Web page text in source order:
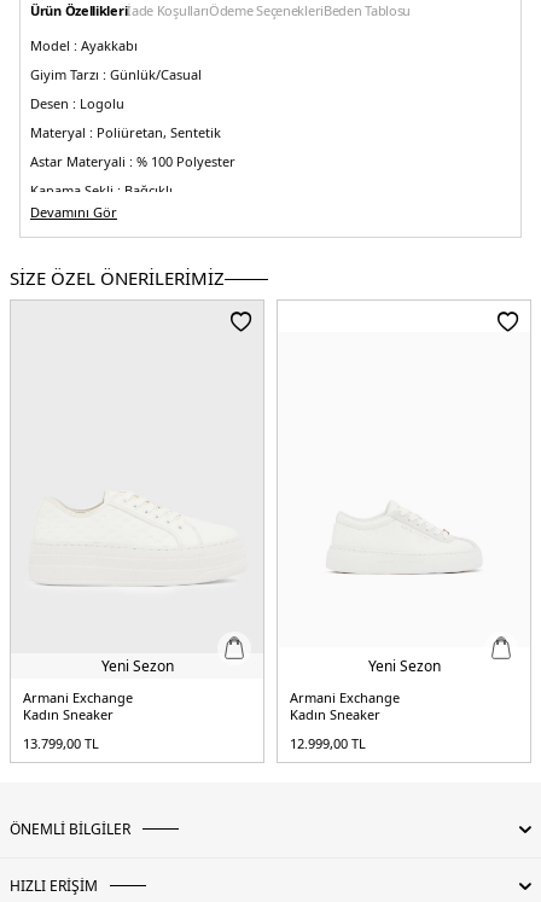
Ürün Özellikleriİade KoşullarıÖdeme SeçenekleriBeden Tablosu
Model : Ayakkabı
Giyim Tarzı : Günlük/Casual
Desen : Logolu
Materyal : Poliüretan, Sentetik
Astar Materyali : % 100 Polyester
Kapama Şekli : Bağcıklı
Taban Bilgisi :
Detaylar :
-Nefes alması için file detaylar
detayı-Kontrast renkli parlak detaylar
Devamını Gör
SİZE ÖZEL ÖNERİLERİMİZ
Yeni Sezon
Armani Exchange
Kadın Sneaker
13.799,00 TL
Yeni Sezon
Armani Exchange
Kadın Sneaker
12.999,00 TL
ÖNEMLİ BİLGİLER
HIZLI ERİŞİM